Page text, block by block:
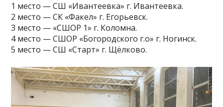
1 место — СШ «Ивантеевка» г. Ивантеевка.
2 место — СК «Факел» г. Егорьевск.
3 место — «СШОР 1» г. Коломна.
4 место — СШОР «Богородского г.о» г. Ногинск.
5 место — СШ «Старт» г. Щёлково.